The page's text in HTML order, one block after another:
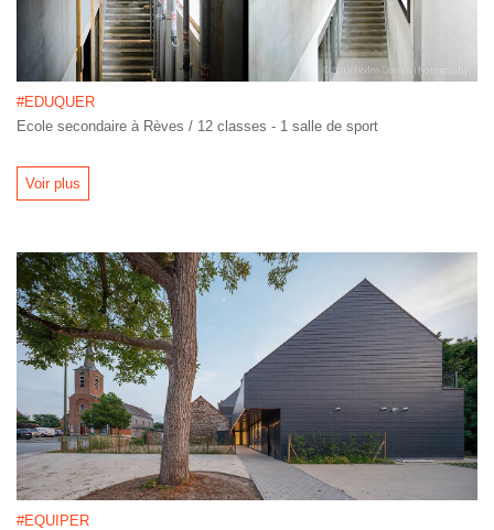
#EDUQUER
Ecole secondaire à Rèves / 12 classes - 1 salle de sport
Voir plus
#EQUIPER